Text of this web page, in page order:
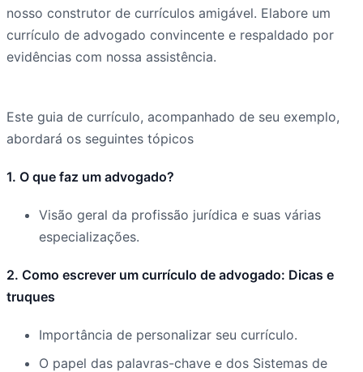
nosso construtor de currículos amigável. Elabore um
currículo de advogado convincente e respaldado por
evidências com nossa assistência.
Este guia de currículo, acompanhado de seu exemplo,
abordará os seguintes tópicos
1. O que faz um advogado?
Visão geral da profissão jurídica e suas várias
especializações.
2. Como escrever um currículo de advogado: Dicas e
truques
Importância de personalizar seu currículo.
O papel das palavras-chave e dos Sistemas de